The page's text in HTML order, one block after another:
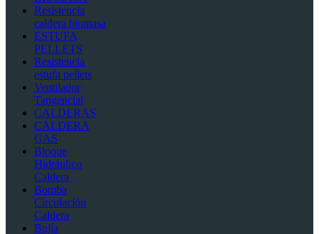
Resistencia
caldera biomasa
ESTUFA
PELLETS
Resistencia
estufa pellets
Ventilador
Tangencial
CALDERAS
CALDERA
GAS
Bloque
Hidráulico
Caldera
Bomba
Circulación
Caldera
Bujía